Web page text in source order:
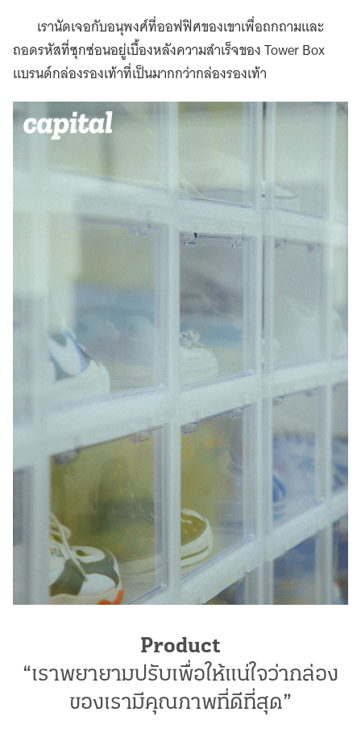
เรานัดเจอกับอนุพงศ์ที่ออฟฟิศของเขาเพื่อถกถามและ
ถอดรหัสที่ซุกซ่อนอยู่เบื้องหลังความสำเร็จของ Tower Box
แบรนด์กล่องรองเท้าที่เป็นมากกว่ากล่องรองเท้า
Product
“เราพยายามปรับเพื่อให้แน่ใจว่ากล่อง
ของเรามีคุณภาพที่ดีที่สุด”